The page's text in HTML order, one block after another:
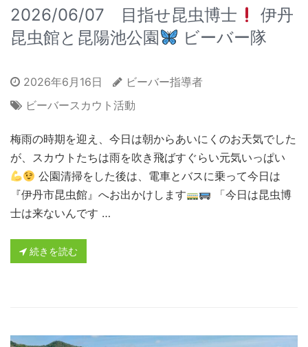
2026/06/07 目指せ昆虫博士
伊丹
昆虫館と昆陽池公園
ビーバー隊
2026年6月16日
ビーバー指導者
ビーバースカウト活動
梅雨の時期を迎え、今日は朝からあいにくのお天気でした
が、スカウトたちは雨を吹き飛ばすぐらい元気いっぱい
公園清掃をした後は、電車とバスに乗って今日は
『伊丹市昆虫館』へお出かけします
「今日は昆虫博
士は来ないんです …
続きを読む